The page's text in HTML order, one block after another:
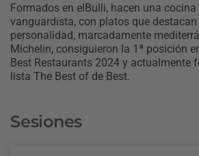
Formados en elBulli, hacen una
vanguardista, con platos que
personalidad, marcadamente
Michelin, consiguieron la 1ª posición
Best Restaurants 2024 y actualmente
lista The Best of de Best.
Sesiones